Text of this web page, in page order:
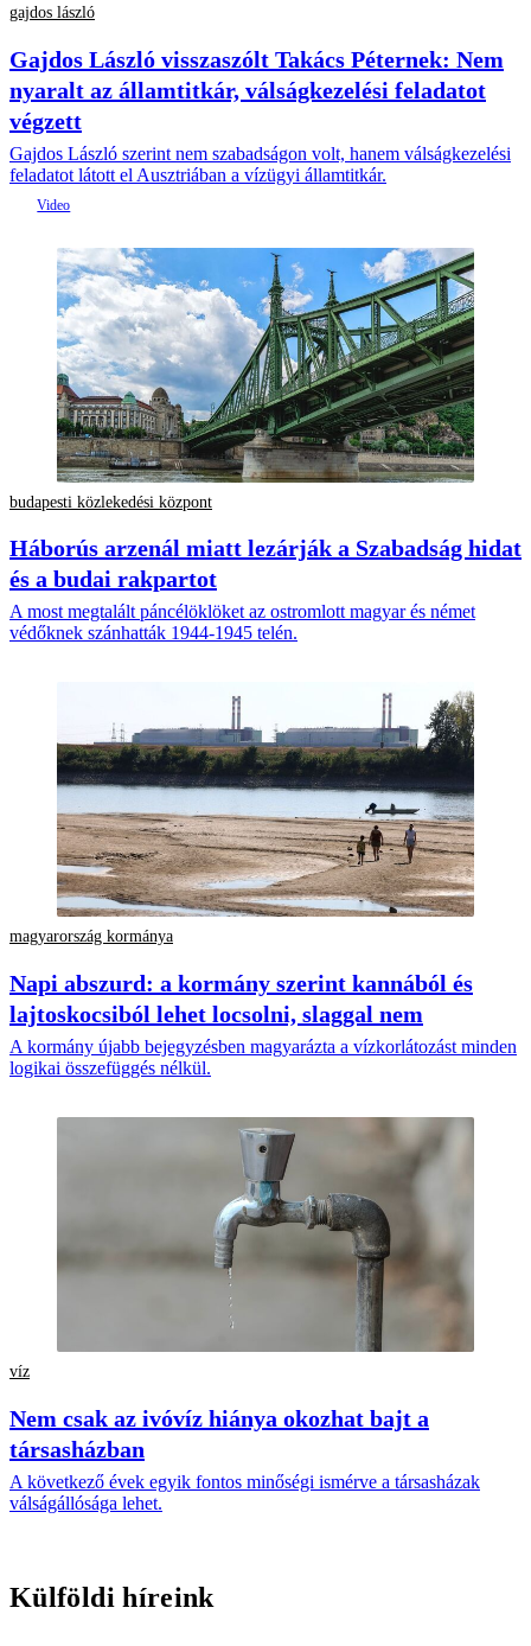
gajdos lászló
Gajdos László visszaszólt Takács Péternek: Nem
nyaralt az államtitkár, válságkezelési feladatot
végzett
Gajdos László szerint nem szabadságon volt, hanem válságkezelési
feladatot látott el Ausztriában a vízügyi államtitkár.
budapesti közlekedési központ
Háborús arzenál miatt lezárják a Szabadság hidat
és a budai rakpartot
A most megtalált páncélöklöket az ostromlott magyar és német
védőknek szánhatták 1944-1945 telén.
magyarország kormánya
Napi abszurd: a kormány szerint kannából és
lajtoskocsiból lehet locsolni, slaggal nem
A kormány újabb bejegyzésben magyarázta a vízkorlátozást minden
logikai összefüggés nélkül.
víz
Nem csak az ivóvíz hiánya okozhat bajt a
társasházban
A következő évek egyik fontos minőségi ismérve a társasházak
válságállósága lehet.
Külföldi híreink